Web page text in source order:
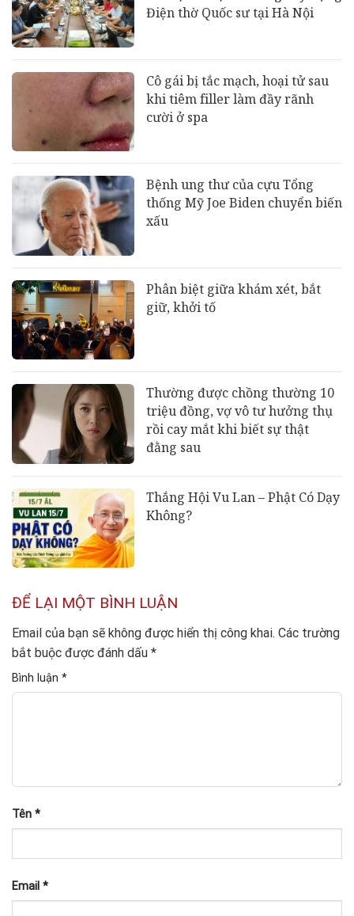
Điện thờ Quốc sư tại Hà Nội
Cô gái bị tắc mạch, hoại tử sau
khi tiêm filler làm đầy rãnh
cười ở spa
Bệnh ung thư của cựu Tổng
thống Mỹ Joe Biden chuyển biến
xấu
Phân biệt giữa khám xét, bắt
giữ, khởi tố
Thường được chồng thường 10
triệu đồng, vợ vô tư hưởng thụ
rồi cay mắt khi biết sự thật
đằng sau
Thắng Hội Vu Lan – Phật Có Dạy
Không?
ĐỂ LẠI MỘT BÌNH LUẬN
Email của bạn sẽ không được hiển thị công khai. Các trường
bắt buộc được đánh dấu *
Bình luận *
Tên *
Email *